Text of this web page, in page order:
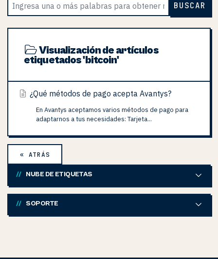
BUSCAR
Visualización de artículos
etiquetados 'bitcoin'
¿Qué métodos de pago acepta Avantys?
En Avantys aceptamos varios métodos de pago para
adaptarnos a tus necesidades: Tarjeta...
« ATRÁS
NUBE DE ETIQUETAS
SOPORTE